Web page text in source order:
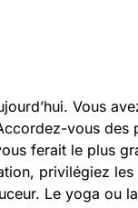
Vous
vous des
ferait le plus
privilégiez les
Le yoga ou